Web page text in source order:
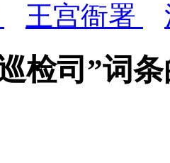
王宫衙署
检司”词